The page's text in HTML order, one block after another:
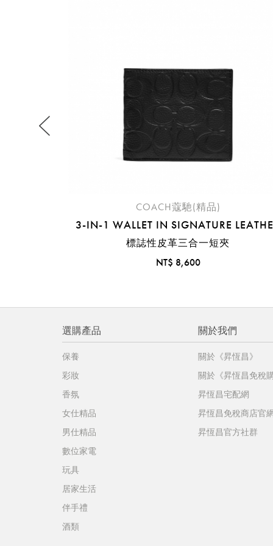
COACH蔻馳(精品)
3-IN-1 WALLET IN SIGNATURE
標誌性皮革三合一短夾
NT$ 8,600
選購產品
保養
彩妝
香氛
女仕精品
男仕精品
數位家電
玩具
居家生活
伴手禮
酒類
關於我們
關於《昇恆昌》
關於《昇恆昌免稅
昇恆昌宅配網
昇恆昌免稅商店官
昇恆昌官方社群